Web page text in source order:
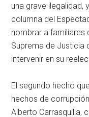
una grave ilegalidad,
columna del
nombrar a familiares
Suprema de Justicia
intervenir en su
El segundo hecho
hechos de
Alberto Carrasquilla,